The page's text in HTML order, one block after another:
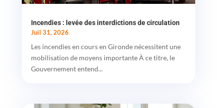
Incendies : levée des interdictions de circulation
Juil 31, 2026
Les incendies en cours en Gironde nécessitent une
mobilisation de moyens importante À ce titre, le
Gouvernement entend...